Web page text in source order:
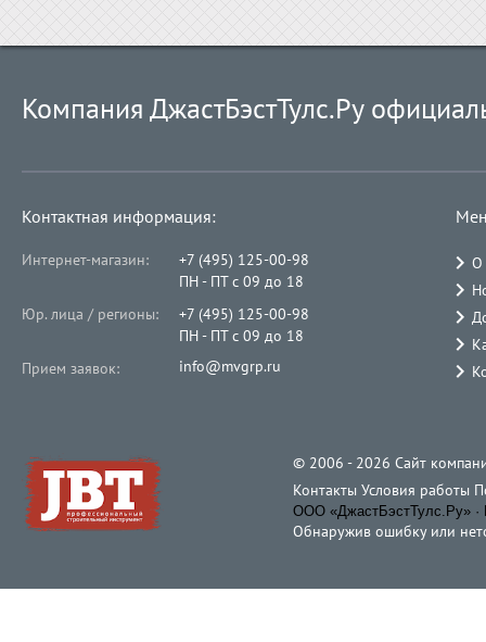
Компания ДжастБэстТулс.Ру
Контактная информация:
Интернет-магазин:
+7 (495) 125-00-98
ПН - ПТ с 09 до 18
Юр. лица / регионы:
+7 (495) 125-00-98
ПН - ПТ с 09 до 18
Прием заявок:
info@mvgrp.ru
О
© 2006 - 2026 Cайт
Контакты Условия работы
ООО «ДжастБэстТулс.Ру» ·
Обнаружив ошибку или